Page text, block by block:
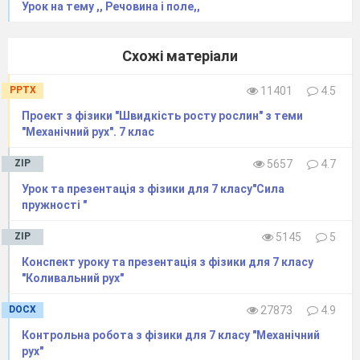
№2. Швидкість літака 900км/год. Який шлях
( 900км/год = 25 м\с
2 хв = 120с
№3. Шлях в 30 км авто подолало за 10 хв. З
якою швидкістю рухалось авто?
( 30 км = 30 000м
30
Один з учнів розглядає задачу на дошці.
3. Кожне тіло може рухатися з певною
швидкістю. Щоб розмістити дані числові
значення на числовій прямій пропоную
виконати спочатку перетворення певних
величин ( три учня виконують перетворення
біля дошки ) , решта учнів відтворюють в
зошиті. І мають змогу після виконання
Урок на тему ,, Речовина і поле,,
Схожі матеріали
PPTX 11401
4.5
Проект з фізики "Швидкість росту рослин" з теми
"Механічний рух". 7 клас
ZIP 5657
4.7
Урок та презентація з фізики для 7 класу"Сила
пружності "
ZIP 5145
5
Конспект уроку та презентація з фізики для 7 класу
"Коливальний рух"
DOCX 27873
4.9
Контрольна робота з фізики для 7 класу "Механічний
рух"